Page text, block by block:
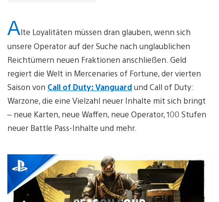
Alte Loyalitäten müssen dran glauben, wenn sich
unsere Operator auf der Suche nach unglaublichen
Reichtümern neuen Fraktionen anschließen. Geld
regiert die Welt in Mercenaries of Fortune, der vierten
Saison von Call of Duty: Vanguardund Call of Duty:
Warzone, die eine Vielzahl neuer Inhalte mit sich bringt
– neue Karten, neue Waffen, neue Operator, 100 Stufen
neuer Battle Pass-Inhalte und mehr.